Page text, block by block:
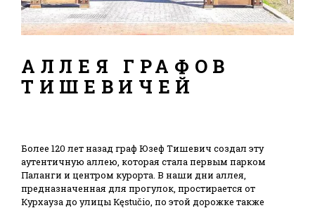
АЛЛЕЯ ГРАФОВ
ТИШЕВИЧЕЙ
Более 120 лет назад граф Юзеф Тишевич создал эту
аутентичную аллею, которая стала первым парком
Паланги и центром курорта. В наши дни аллея,
предназначенная для прогулок, простирается от
Курхауза до улицы Кęstučio, по этой дорожке также